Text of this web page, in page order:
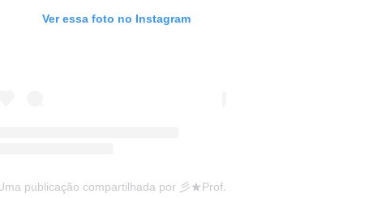
Ver essa foto no Instagram
Uma publicação compartilhada por 彡★Professora: Valéria·.¸¸.· (@ensinandocomcarinho)